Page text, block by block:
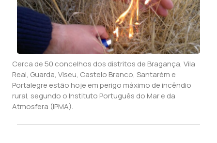
Cerca de 50 concelhos dos distritos de Bragança, Vila
Real, Guarda, Viseu, Castelo Branco, Santarém e
Portalegre estão hoje em perigo máximo de incêndio
rural, segundo o Instituto Português do Mar e da
Atmosfera (IPMA).